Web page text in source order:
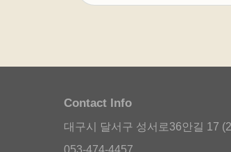
Contact Info
대구시 달서구 성서로36안길 17